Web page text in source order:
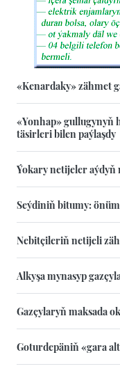
«Kenardaky» zähmet
«Yonhap» gullugynyň
täsirleri bilen paýlaşdy
Ýokary netijeler aýdyň
Seýdiniň bitumy:
Nebitçileriň netijeli
Alkyşa mynasyp
Gazçylaryň maksada
Goturdepäniň «gara